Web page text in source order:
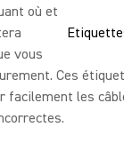
où et
vous
Ces
facilement les